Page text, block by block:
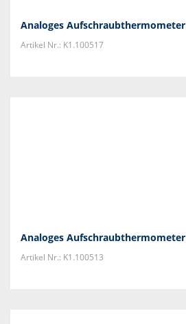
Analoges Aufschraubthermometer
Artikel Nr.: K1.100517
Analoges Aufschraubthermometer
Artikel Nr.: K1.100513